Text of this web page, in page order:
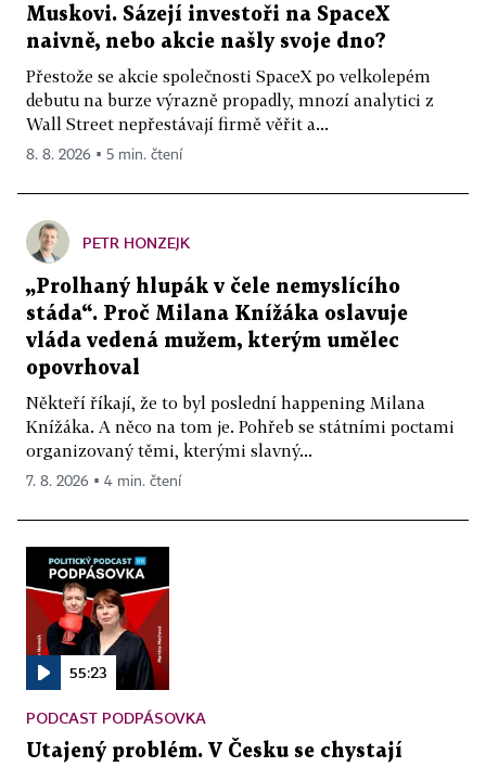
Muskovi. Sázejí investoři na SpaceX
naivně, nebo akcie našly svoje dno?
Přestože se akcie společnosti SpaceX po velkolepém
debutu na burze výrazně propadly, mnozí analytici z
Wall Street nepřestávají firmě věřit a...
8. 8. 2026 ▪ 5 min. čtení
PETR HONZEJK
„Prolhaný hlupák v čele nemyslícího
stáda“. Proč Milana Knížáka oslavuje
vláda vedená mužem, kterým umělec
opovrhoval
Někteří říkají, že to byl poslední happening Milana
Knížáka. A něco na tom je. Pohřeb se státními poctami
organizovaný těmi, kterými slavný...
7. 8. 2026 ▪ 4 min. čtení
55:23
PODCAST PODPÁSOVKA
Utajený problém. V Česku se chystají